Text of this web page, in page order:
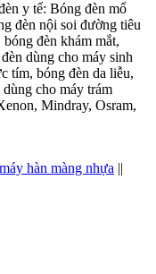
y tế: Bóng đèn mổ
đèn nội soi đường tiêu
đèn khám mắt,
dùng cho máy sinh
tím, bóng đèn da liễu,
cho máy trám
Mindray, Osram,
máy hàn màng nhựa ||